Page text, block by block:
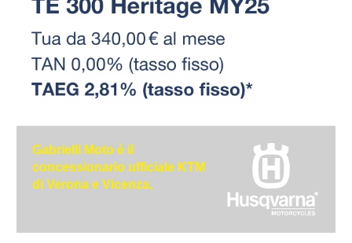
Gabrielli Moto è il
concessionario ufficiale KTM
di Verona e Vicenza,